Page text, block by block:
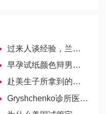
过来人谈经验，兰州940医院供精试管婴儿流程及费用
早孕试纸颜色辩男女？假的！这些方法准确率才高！
赴美生子所拿到的签证必需得是诚实签证！
Gryshchenko诊所医生——帕拉舒克·瓦伦丁·尤里耶维奇